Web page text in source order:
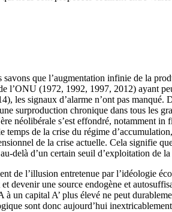
que l’augmentation infinie de la
l’ONU (1972, 1992, 1997, 2012) ayant
les signaux d’alarme n’ont pas manqué.
surproduction chronique dans tous les
néolibérale s’est effondré, notamment
de la crise du régime
de la crise actuelle. Cela signifie
delà d’un certain seuil d’exploitation de
de l’illusion entretenue par l’idéologie
devenir une source endogène et
un capital A’ plus élevé ne peut
sont donc aujourd’hui